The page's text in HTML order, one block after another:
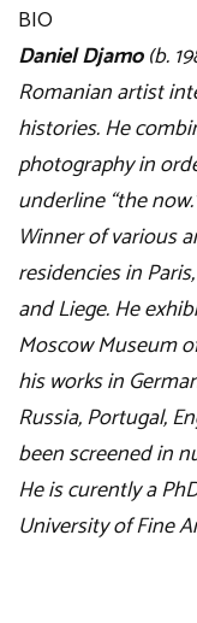
BIO
Daniel Djamo(b.
Romanian artist
histories. He
photography in
underline “the
Winner of various
residencies in
and Liege. He
Moscow Museum
his works in
Russia, Portugal,
been screened in
He is curently a
University of Fine